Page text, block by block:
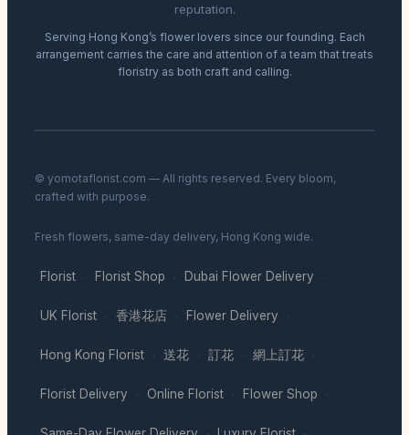
reputation.
Serving Hong Kong’s flower lovers since our founding. Each
arrangement carries the care and attention of a team that treats
floristry as both craft and calling.
© yomotaflorist.com — All rights reserved. Every bloom,
crafted with purpose.
Fresh flowers, same-day delivery, Hong Kong wide.
Florist · Florist Shop · Dubai Flower Delivery ·
UK Florist · 香港花店 · Flower Delivery ·
Hong Kong Florist · 送花 · 訂花 · 網上訂花 ·
Florist Delivery · Online Florist · Flower Shop ·